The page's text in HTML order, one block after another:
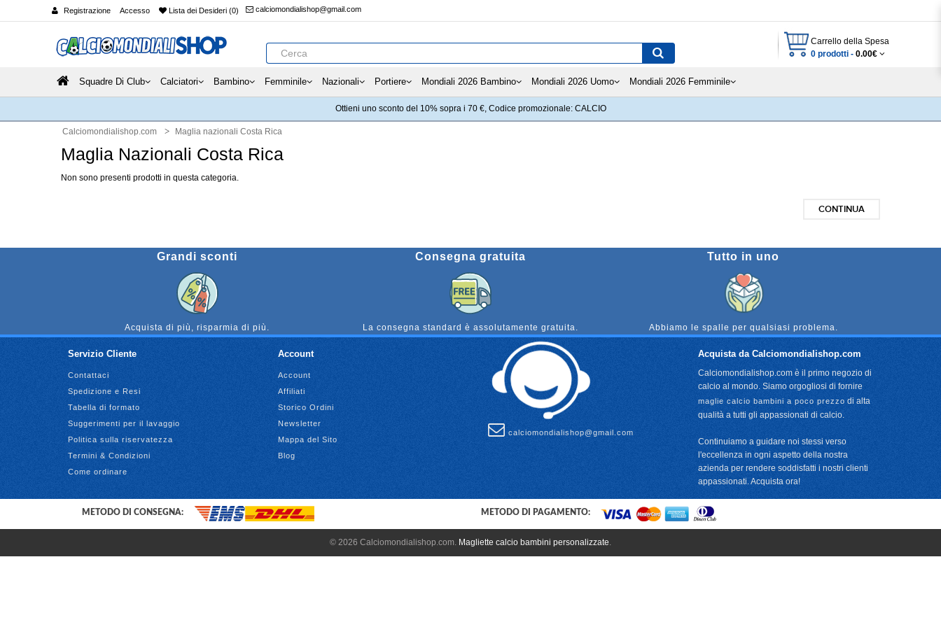
Registrazione Accesso Lista dei Desideri (0) calciomondialishop@gmail.com
Carrello della Spesa
0 prodotti - 0.00€
Squadre Di Club Calciatori Bambino Femminile Nazionali Portiere Mondiali 2026 Bambino Mondiali 2026 Uomo Mondiali 2026 Femminile
Ottieni uno sconto del 10% sopra i 70 €, Codice promozionale: CALCIO
Calciomondialishop.com Maglia nazionali Costa Rica
Maglia Nazionali Costa Rica
Non sono presenti prodotti in questa categoria.
CONTINUA
Grandi sconti
Acquista di più, risparmia di più.
Consegna gratuita
La consegna standard è assolutamente gratuita.
Tutto in uno
Abbiamo le spalle per qualsiasi problema.
Servizio Cliente
Contattaci
Spedizione e Resi
Tabella di formato
Suggerimenti per il lavaggio
Politica sulla riservatezza
Termini & Condizioni
Come ordinare
Account
Account
Affiliati
Storico Ordini
Newsletter
Mappa del Sito
Blog
calciomondialishop@gmail.com
Acquista da Calciomondialishop.com
Calciomondialishop.com è il primo negozio di
calcio al mondo. Siamo orgogliosi di fornire
maglie calcio bambini a poco prezzo di alta
qualità a tutti gli appassionati di calcio.
Continuiamo a guidare noi stessi verso
l'eccellenza in ogni aspetto della nostra
azienda per rendere soddisfatti i nostri clienti
appassionati. Acquista ora!
METODO DI CONSEGNA: METODO DI PAGAMENTO:
© 2026 Calciomondialishop.com. Magliette calcio bambini personalizzate.